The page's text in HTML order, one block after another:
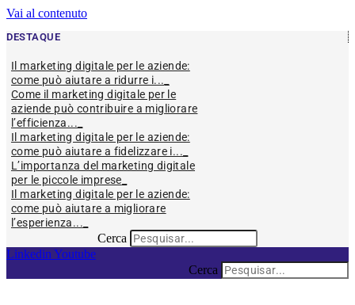
Vai al contenuto
DESTAQUE
Il marketing digitale per le aziende:
come può aiutare a ridurre i...
Come il marketing digitale per le
aziende può contribuire a migliorare
l’efficienza...
Il marketing digitale per le aziende:
come può aiutare a fidelizzare i...
L’importanza del marketing digitale
per le piccole imprese
Il marketing digitale per le aziende:
come può aiutare a migliorare
l’esperienza...
Cerca
Linkedin Youtube
Cerca